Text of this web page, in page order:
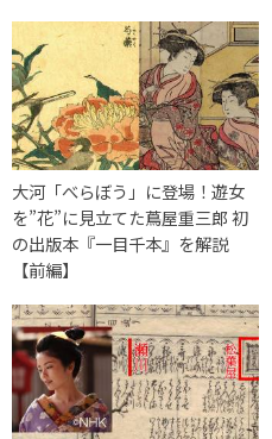
大河「べらぼう」に登場！遊女
を”花”に見立てた蔦屋重三郎 初
の出版本『一目千本』を解説
【前編】